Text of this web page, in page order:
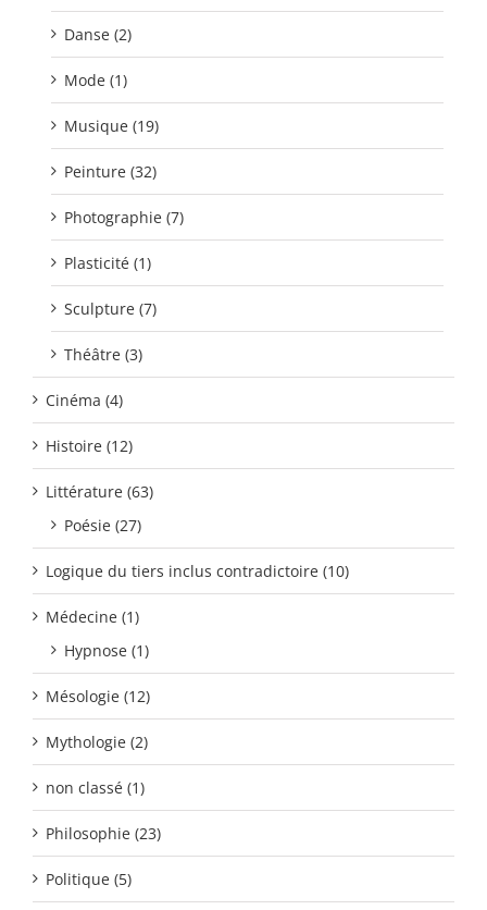
Danse (2)
Mode (1)
Musique (19)
Peinture (32)
Photographie (7)
Plasticité (1)
Sculpture (7)
Théâtre (3)
Cinéma (4)
Histoire (12)
Littérature (63)
Poésie (27)
Logique du tiers inclus contradictoire (10)
Médecine (1)
Hypnose (1)
Mésologie (12)
Mythologie (2)
non classé (1)
Philosophie (23)
Politique (5)